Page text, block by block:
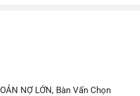
NỢ LỚN, Bàn Vấn Chọn